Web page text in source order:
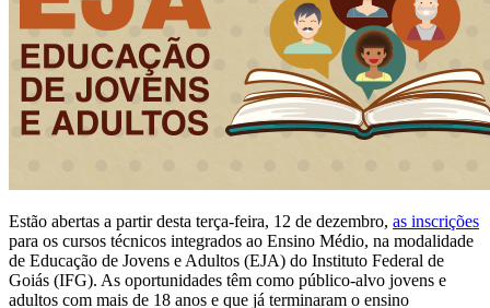
Estão abertas a partir desta terça-feira, 12 de dezembro, as inscrições
para os cursos técnicos integrados ao Ensino Médio, na modalidade
de Educação de Jovens e Adultos (EJA) do Instituto Federal de
Goiás (IFG). As oportunidades têm como público-alvo jovens e
adultos com mais de 18 anos e que já terminaram o ensino